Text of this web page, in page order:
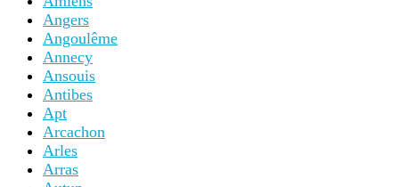
Angers
Angoulême
Annecy
Ansouis
Antibes
Apt
Arcachon
Arles
Arras